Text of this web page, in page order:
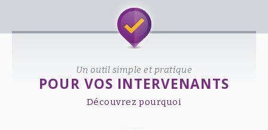
Un outil simple et pratique
POUR VOS INTERVENANTS
Découvrez pourquoi